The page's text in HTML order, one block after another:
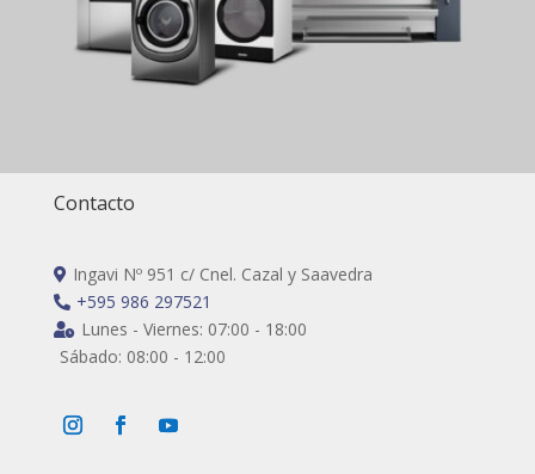
Contacto
 Ingavi Nº 951 c/ Cnel. Cazal y Saavedra
 +595 986 297521
 Lunes - Viernes: 07:00 - 18:00
Sábado: 08:00 - 12:00